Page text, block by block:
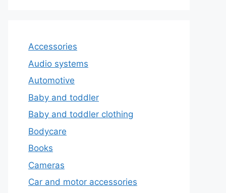
Accessories
Audio systems
Automotive
Baby and toddler
Baby and toddler clothing
Bodycare
Books
Cameras
Car and motor accessories